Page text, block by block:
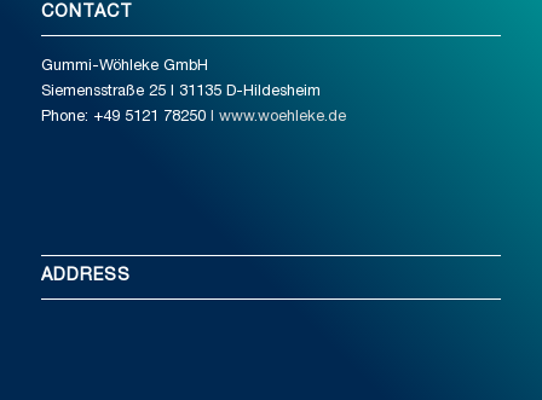
CONTACT
Gummi-Wöhleke GmbH
Siemensstraße 25 I 31135 D-Hildesheim
Phone: +49 5121 78250I www.woehleke.de
ADDRESS